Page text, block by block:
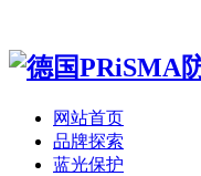
网站首页
品牌探索
蓝光保护